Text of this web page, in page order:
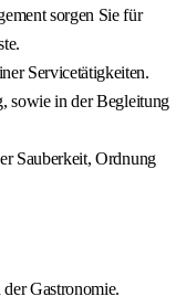
sorgen Sie für
Servicetätigkeiten.
sowie in der Begleitung
Sauberkeit, Ordnung
Gastronomie.